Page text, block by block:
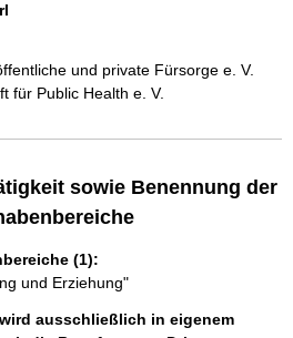
und private Fürsorge e. V.
für Public Health e. V.
sowie Benennung der
(1):
und Erziehung"
ausschließlich in eigenem